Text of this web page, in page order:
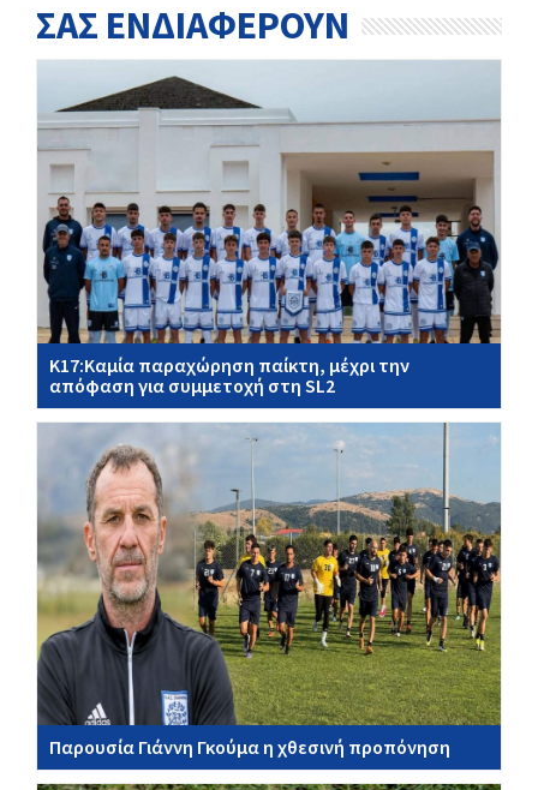
ΣΑΣ ΕΝΔΙΑΦΕΡΟΥΝ
Κ17:Καμία παραχώρηση παίκτη, μέχρι την
απόφαση για συμμετοχή στη SL2
Παρουσία Γιάννη Γκούμα η χθεσινή προπόνηση